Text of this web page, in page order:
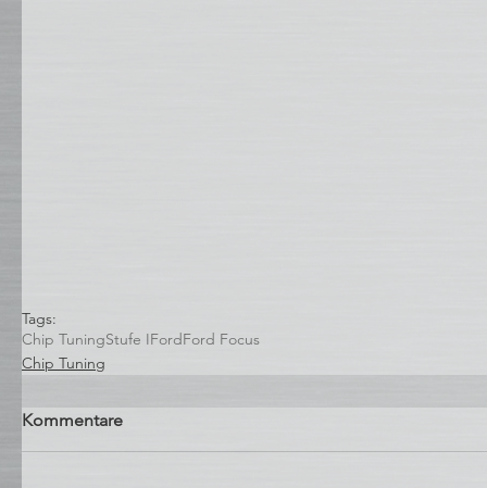
Tags:
Chip TuningStufe IFordFord Focus
Chip Tuning
Kommentare